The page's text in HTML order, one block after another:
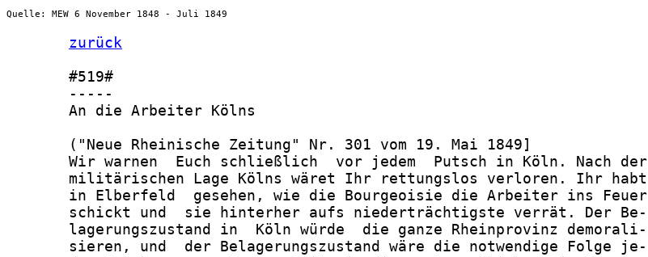
Quelle: MEW 6 November 1848 - Juli 1849
zurück
       #519#
       -----
       An die Arbeiter Kölns
       ("Neue Rheinische Zeitung" Nr. 301 vom 19. Mai 1849]
       Wir warnen  Euch schließlich  vor jedem  Putsch in Köln. Nach der
       militärischen Lage Kölns wäret Ihr rettungslos verloren. Ihr habt
       in Elberfeld  gesehen, wie die Bourgeoisie die Arbeiter ins Feuer
       schickt und  sie hinterher aufs niederträchtigste verrät. Der Be-
       lagerungszustand in  Köln würde  die ganze Rheinprovinz demorali-
       sieren, und  der Belagerungszustand wäre die notwendige Folge je-